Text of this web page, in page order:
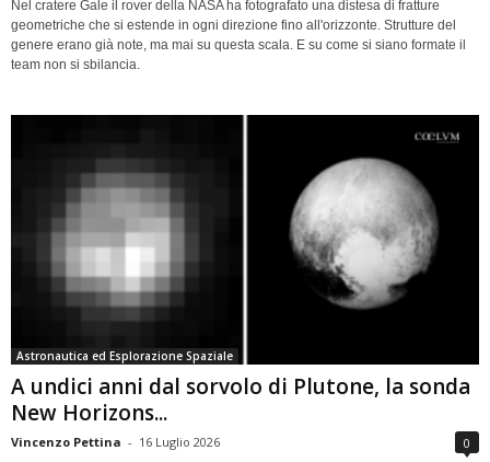
Nel cratere Gale il rover della NASA ha fotografato una distesa di fratture
geometriche che si estende in ogni direzione fino all'orizzonte. Strutture del
genere erano già note, ma mai su questa scala. E su come si siano formate il
team non si sbilancia.
Astronautica ed Esplorazione Spaziale
A undici anni dal sorvolo di Plutone, la sonda
New Horizons...
Vincenzo Pettina - 16 Luglio 2026 0